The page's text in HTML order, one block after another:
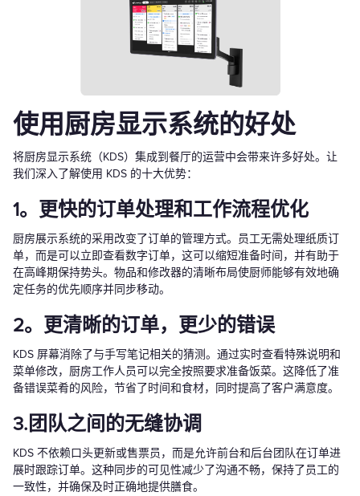
使用厨房显示系统的好处
将厨房显示系统（KDS）集成到餐厅的运营中会带来许多好处。让
我们深入了解使用 KDS 的十大优势：
1。更快的订单处理和工作流程优化
厨房展示系统的采用改变了订单的管理方式。员工无需处理纸质订
单，而是可以立即查看数字订单，这可以缩短准备时间，并有助于
在高峰期保持势头。物品和修改器的清晰布局使厨师能够有效地确
定任务的优先顺序并同步移动。
2。更清晰的订单，更少的错误
KDS 屏幕消除了与手写笔记相关的猜测。通过实时查看特殊说明和
菜单修改，厨房工作人员可以完全按照要求准备饭菜。这降低了准
备错误菜肴的风险，节省了时间和食材，同时提高了客户满意度。
3.团队之间的无缝协调
KDS 不依赖口头更新或售票员，而是允许前台和后台团队在订单进
展时跟踪订单。这种同步的可见性减少了沟通不畅，保持了员工的
一致性，并确保及时正确地提供膳食。